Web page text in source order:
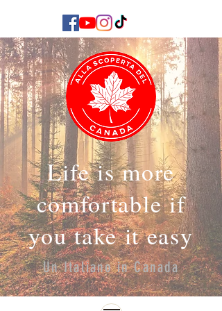
Life is more
comfortable if
you take it easy
Un Italiano in Canada